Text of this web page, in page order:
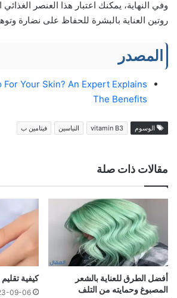
وفي النهاية، يمكنك اعتبار هذا العنصر
روتين العناية بالبشرة للحفاظ على نضارة
المصدر
For Your Skin? An Expert Explains
The Benefits
الوسوم vitamin B3 النياسين فيتامين ب
مقالات ذات صلة
أفضل الطرق للعناية بالشعر
المصبوغ وحمايته من التلف
كيفية
09-06